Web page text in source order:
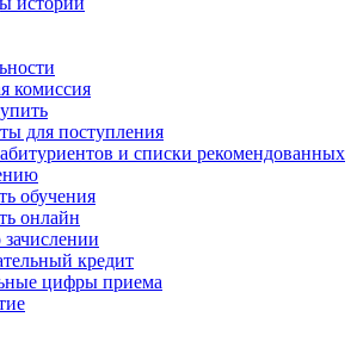
комиссия
для поступления
и списки рекомендованных
обучения
онлайн
кредит
цифры приема